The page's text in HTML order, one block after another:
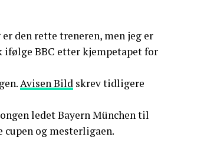
den rette treneren, men jeg er
BBC etter kjempetapet for
Avisen Bild skrev tidligere
ledet Bayern München til
cupen og mesterligaen.